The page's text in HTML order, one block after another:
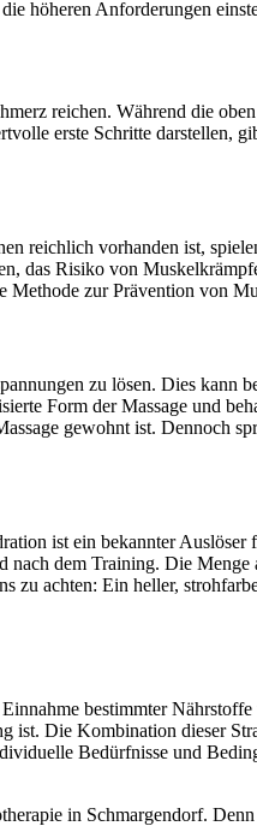
höheren Anforderungen
reichen. Während die
erste Schritte darstellen,
reichlich vorhanden ist,
das Risiko von
Methode zur Prävention von
zu lösen. Dies kann
Form der Massage und
gewohnt ist. Dennoch
ist ein bekannter
dem Training. Die
achten: Ein heller,
bestimmter
ist. Die Kombination dieser
Bedürfnisse und
in Schmargendorf.